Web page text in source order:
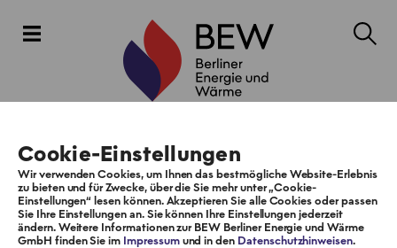
Cookie-Einstellungen
Wir verwenden Cookies, um Ihnen das bestmögliche Website-Erlebnis
zu bieten und für Zwecke, über die Sie mehr unter „Cookie-
Einstellungen“ lesen können. Akzeptieren Sie alle Cookies oder passen
Sie Ihre Einstellungen an. Sie können Ihre Einstellungen jederzeit
ändern. Weitere Informationen zur BEW Berliner Energie und Wärme
GmbH finden Sie im Impressumund in den Datenschutzhinweisen.